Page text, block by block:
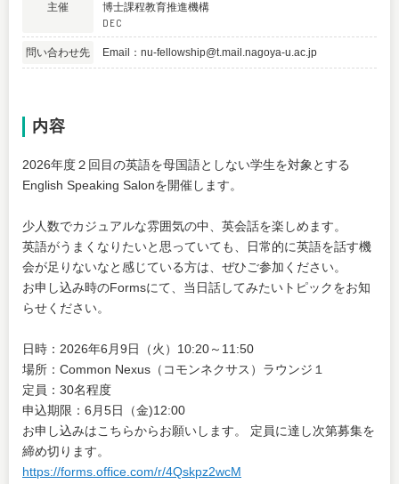
主催 博士課程教育推進機構
DEC
問い合わせ先 Email：nu-fellowship@t.mail.nagoya-u.ac.jp
内容
2026年度２回目の英語を母国語としない学生を対象とする
English Speaking Salonを開催します。
少人数でカジュアルな雰囲気の中、英会話を楽しめます。
英語がうまくなりたいと思っていても、日常的に英語を話す機
会が足りないなと感じている方は、ぜひご参加ください。
お申し込み時のFormsにて、当日話してみたいトピックをお知
らせください。
日時：2026年6月9日（火）10:20～11:50
場所：Common Nexus（コモンネクサス）ラウンジ１
定員：30名程度
申込期限：6月5日（金)12:00
お申し込みはこちらからお願いします。 定員に達し次第募集を
締め切ります。
https://forms.office.com/r/4Qskpz2wcM